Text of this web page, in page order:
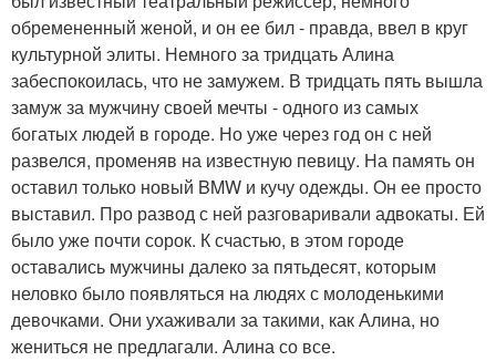
обремененный женой, и он ее бил - правда, ввел в круг
культурной элиты. Немного за тридцать Алина
забеспокоилась, что не замужем. В тридцать пять вышла
замуж за мужчину своей мечты - одного из самых
богатых людей в городе. Но уже через год он с ней
развелся, променяв на известную певицу. На память он
оставил только новый BMW и кучу одежды. Он ее просто
выставил. Про развод с ней разговаривали адвокаты. Ей
было уже почти сорок. К счастью, в этом городе
оставались мужчины далеко за пятьдесят, которым
неловко было появляться на людях с молоденькими
девочками. Они ухаживали за такими, как Алина, но
жениться не предлагали. Алина со все.